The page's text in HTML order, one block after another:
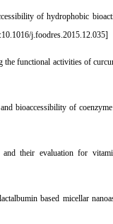
of hydrophobic
j.foodres.2015.12.035]
functional activities of
bioaccessibility of
their evaluation for
based micellar